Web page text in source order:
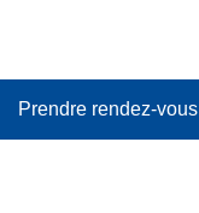
Prendre rendez-vous